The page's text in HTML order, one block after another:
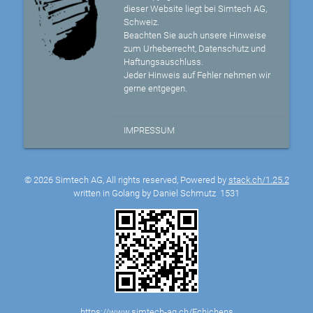
dieser Website liegt bei Simtech AG,
Schweiz.
Beachten Sie auch unsere Hinweise
zum Urheberrecht, Datenschutz und
Haftungsauschluss.
Jeder Hinweis auf Fehler nehmen wir
gerne entgegen.
IMPRESSUM
© 2026 Simtech AG, All rights reserved, Powered by stack.ch/1.25.2
written in Golang by Daniel Schmutz 1531